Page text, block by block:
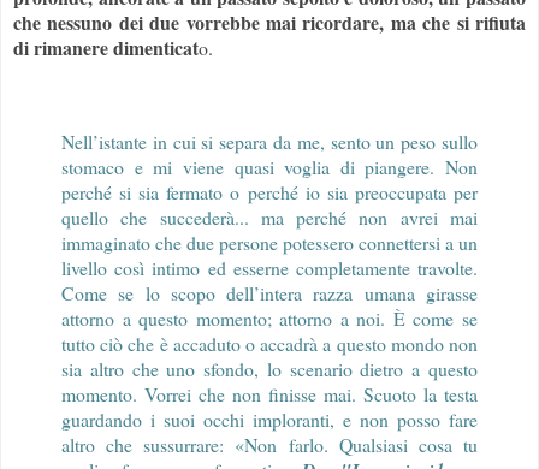
che nessuno dei due vorrebbe mai ricordare, ma che si rifiuta
di rimanere dimenticato.
Nell’istante in cui si separa da me, sento un peso sullo
stomaco e mi viene quasi voglia di piangere. Non
perché si sia fermato o perché io sia preoccupata per
quello che succederà... ma perché non avrei mai
immaginato che due persone potessero connettersi a un
livello così intimo ed esserne completamente travolte.
Come se lo scopo dell’intera razza umana girasse
attorno a questo momento; attorno a noi. È come se
tutto ciò che è accaduto o accadrà a questo mondo non
sia altro che uno sfondo, lo scenario dietro a questo
momento. Vorrei che non finisse mai. Scuoto la testa
guardando i suoi occhi imploranti, e non posso fare
altro che sussurrare: «Non farlo. Qualsiasi cosa tu